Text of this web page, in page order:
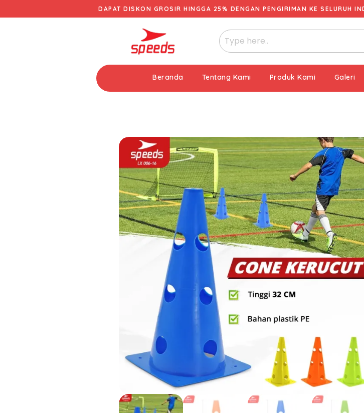
DAPAT DISKON GROSIR HINGGA 25% DENGAN PENGIRIMAN KE SELURUH
Beranda Tentang Kami Produk Kami Galeri